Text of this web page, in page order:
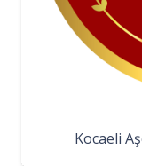
Kocaeli